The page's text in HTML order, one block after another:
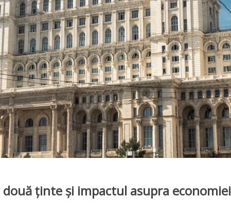
două ținte și impactul asupra economiei